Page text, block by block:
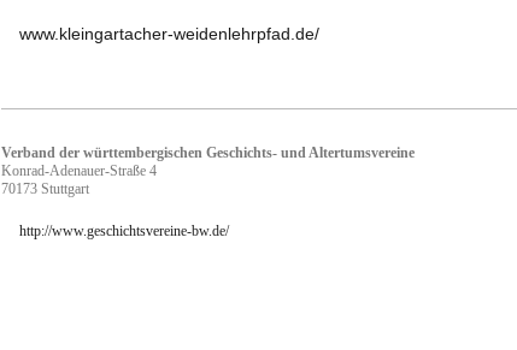
www.kleingartacher-weidenlehrpfad.de/
Verband der württembergischen Geschichts- und Altertumsvereine
Konrad-Adenauer-Straße 4
70173 Stuttgart
http://www.geschichtsvereine-bw.de/